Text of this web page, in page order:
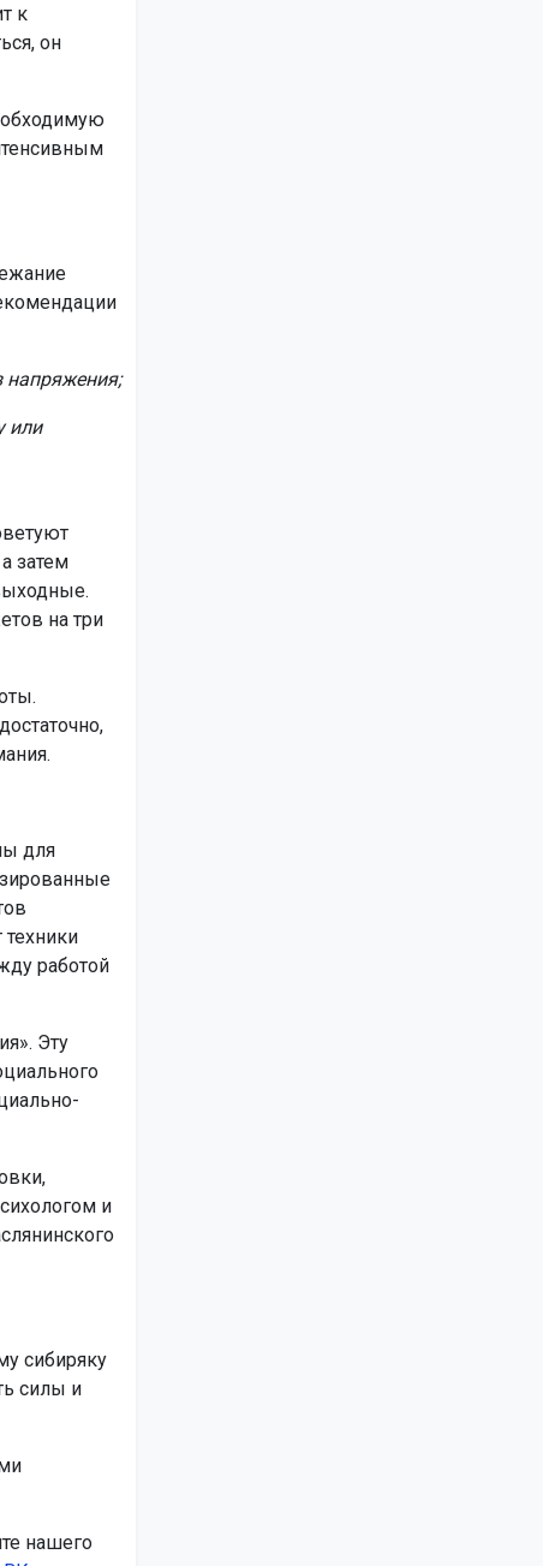
к
он
напряжения;
или
затем
на три
для
работой
Эту
и
сибиряку
силы и
нашего